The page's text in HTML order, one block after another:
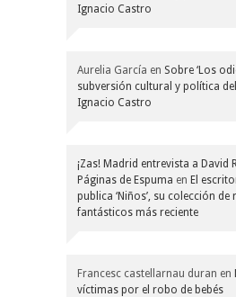
Ignacio Castro
Aurelia García en Sobre ‘Los
subversión cultural y política
Ignacio Castro
¡Zas! Madrid entrevista a David
Páginas de Espuma en El
publica ‘Niños’, su colección de
fantásticos más reciente
Francesc castellarnau duran en
víctimas por el robo de bebés